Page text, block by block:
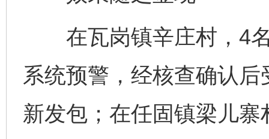
在瓦岗镇辛庄村，4名
系统预警，经核查确认
新发包；在任固镇梁儿